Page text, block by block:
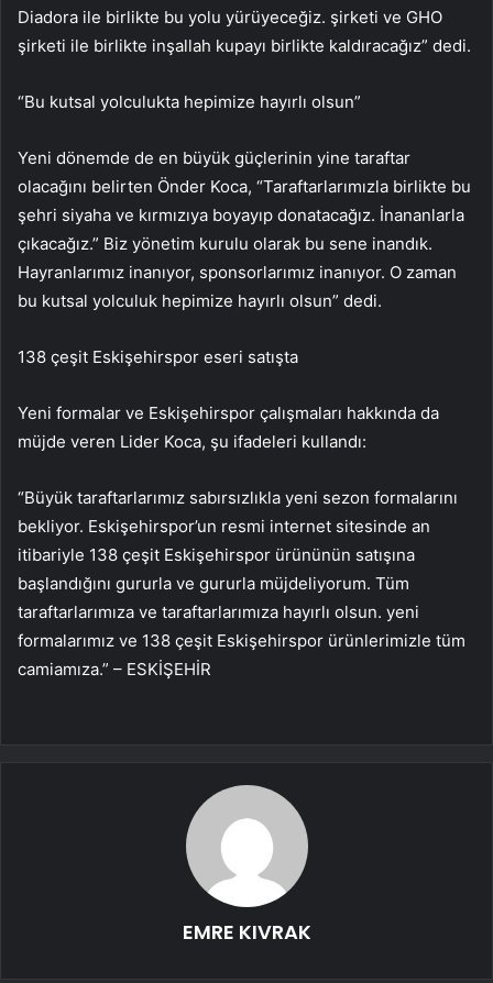
Diadora ile birlikte bu yolu yürüyeceğiz. şirketi ve GHO
şirketi ile birlikte inşallah kupayı birlikte kaldıracağız” dedi.
“Bu kutsal yolculukta hepimize hayırlı olsun”
Yeni dönemde de en büyük güçlerinin yine taraftar
olacağını belirten Önder Koca, “Taraftarlarımızla birlikte bu
şehri siyaha ve kırmızıya boyayıp donatacağız. İnananlarla
çıkacağız.” Biz yönetim kurulu olarak bu sene inandık.
Hayranlarımız inanıyor, sponsorlarımız inanıyor. O zaman
bu kutsal yolculuk hepimize hayırlı olsun” dedi.
138 çeşit Eskişehirspor eseri satışta
Yeni formalar ve Eskişehirspor çalışmaları hakkında da
müjde veren Lider Koca, şu ifadeleri kullandı:
“Büyük taraftarlarımız sabırsızlıkla yeni sezon formalarını
bekliyor. Eskişehirspor’un resmi internet sitesinde an
itibariyle 138 çeşit Eskişehirspor ürününün satışına
başlandığını gururla ve gururla müjdeliyorum. Tüm
taraftarlarımıza ve taraftarlarımıza hayırlı olsun. yeni
formalarımız ve 138 çeşit Eskişehirspor ürünlerimizle tüm
camiamıza.” – ESKİŞEHİR
EMRE KIVRAK